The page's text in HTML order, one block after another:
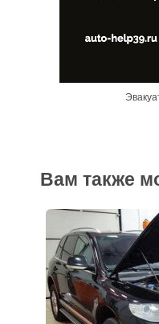
Вам также